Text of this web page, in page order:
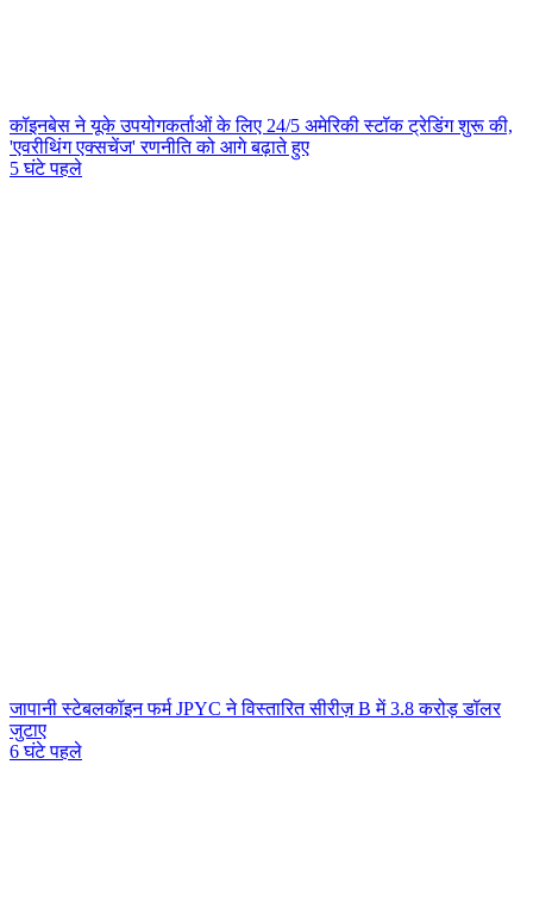
कॉइनबेस ने यूके उपयोगकर्ताओं के लिए 24/5 अमेरिकी स्टॉक ट्रेडिंग शुरू की,
'एवरीथिंग एक्सचेंज' रणनीति को आगे बढ़ाते हुए
5 घंटे पहले
जापानी स्टेबलकॉइन फर्म JPYC ने विस्तारित सीरीज़ B में 3.8 करोड़ डॉलर
जुटाए
6 घंटे पहले